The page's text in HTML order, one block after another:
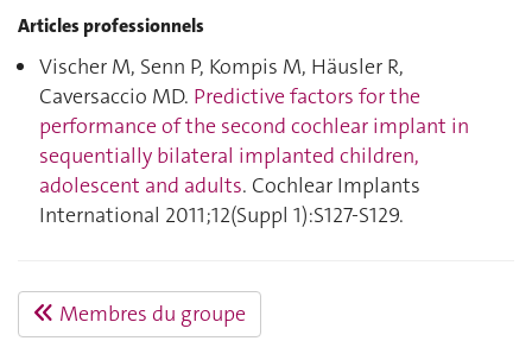
Articles professionnels
Vischer M, Senn P, Kompis M, Häusler R,
Caversaccio MD. Predictive factors for the
performance of the second cochlear implant in
sequentially bilateral implanted children,
adolescent and adults. Cochlear Implants
International 2011;12(Suppl 1):S127‑S129.
Membres du groupe